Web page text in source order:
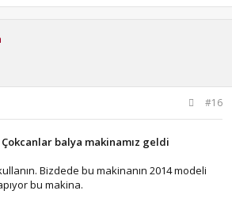
#16
balya makinamız geldi
Bizdede bu makinanın 2014 modeli
bu makina.